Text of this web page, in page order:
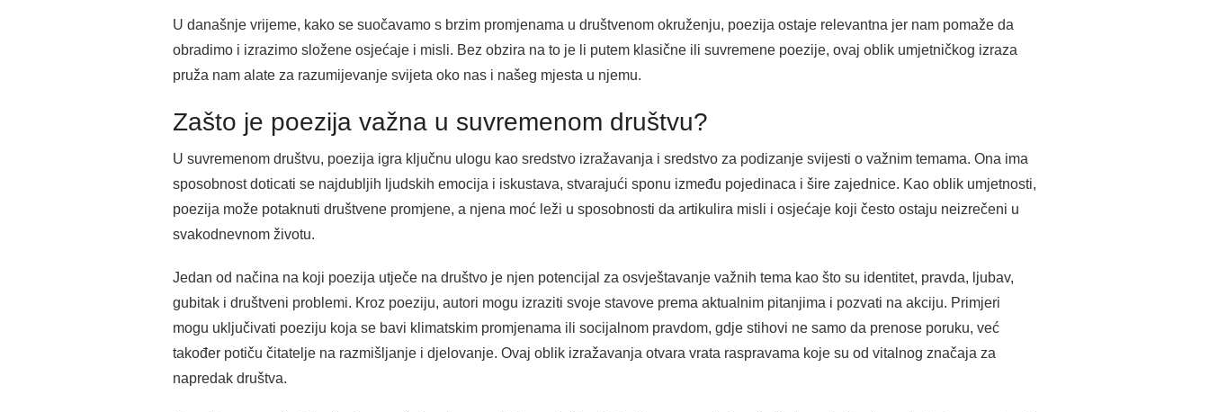
U današnje vrijeme, kako se suočavamo s brzim promjenama u društvenom okruženju, poezija ostaje relevantna jer nam pomaže da
obradimo i izrazimo složene osjećaje i misli. Bez obzira na to je li putem klasične ili suvremene poezije, ovaj oblik umjetničkog izraza
pruža nam alate za razumijevanje svijeta oko nas i našeg mjesta u njemu.
Zašto je poezija važna u suvremenom društvu?
U suvremenom društvu, poezija igra ključnu ulogu kao sredstvo izražavanja i sredstvo za podizanje svijesti o važnim temama. Ona ima
sposobnost doticati se najdubljih ljudskih emocija i iskustava, stvarajući sponu između pojedinaca i šire zajednice. Kao oblik umjetnosti,
poezija može potaknuti društvene promjene, a njena moć leži u sposobnosti da artikulira misli i osjećaje koji često ostaju neizrečeni u
svakodnevnom životu.
Jedan od načina na koji poezija utječe na društvo je njen potencijal za osvještavanje važnih tema kao što su identitet, pravda, ljubav,
gubitak i društveni problemi. Kroz poeziju, autori mogu izraziti svoje stavove prema aktualnim pitanjima i pozvati na akciju. Primjeri
mogu uključivati poeziju koja se bavi klimatskim promjenama ili socijalnom pravdom, gdje stihovi ne samo da prenose poruku, već
također potiču čitatelje na razmišljanje i djelovanje. Ovaj oblik izražavanja otvara vrata raspravama koje su od vitalnog značaja za
napredak društva.